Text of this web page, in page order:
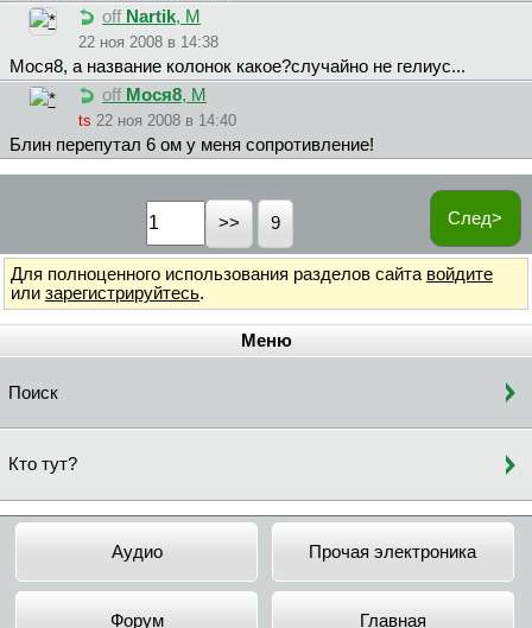
off Nartik, М
22 ноя 2008 в 14:38
Mocя8, а название колонок какое?случайно не гелиус...
off Mocя8, М
ts 22 ноя 2008 в 14:40
Блин перепутал 6 ом у меня сопротивление!
След>
9
Для полноценного использования разделов сайта войдите
или зарегистрируйтесь.
Меню
Поиск
Кто тут?
Аудио Прочая электроника
Форум Главная